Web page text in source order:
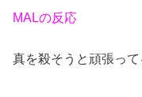
MALの反応
真を殺そうと頑張っ